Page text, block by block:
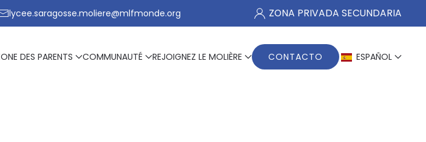
lycee.saragosse.moliere@mlfmonde.org ZONA PRIVADA SECUNDARIA
DES PARENTS COMMUNAUTÉ REJOIGNEZ LE MOLIÈRE CONTACTO ESPAÑOL